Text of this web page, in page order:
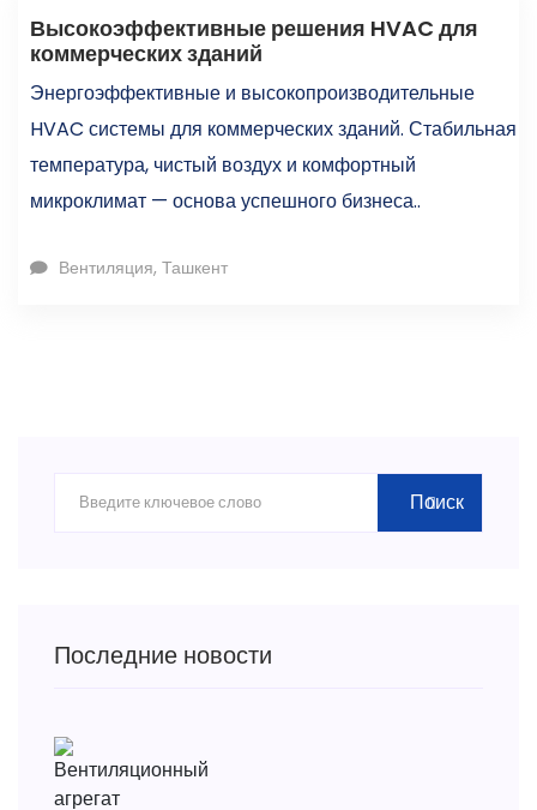
Высокоэффективные решения HVAC для
коммерческих зданий
Энергоэффективные и высокопроизводительные
HVAC системы для коммерческих зданий. Стабильная
температура, чистый воздух и комфортный
микроклимат — основа успешного бизнеса..
Вентиляция, Ташкент
Поиск
Последние новости